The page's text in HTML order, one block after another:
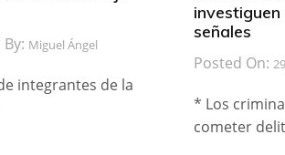
Miguel Ángel
integrantes de la
señales
Posted On:
* Los
cometer